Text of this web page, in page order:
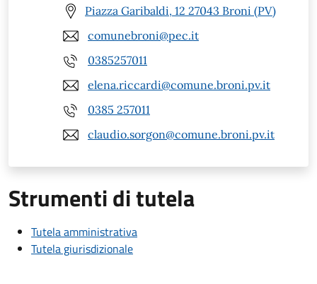
Piazza Garibaldi, 12 27043 Broni (PV)
comunebroni@pec.it
0385257011
elena.riccardi@comune.broni.pv.it
0385 257011
claudio.sorgon@comune.broni.pv.it
Strumenti di tutela
Tutela amministrativa
Tutela giurisdizionale